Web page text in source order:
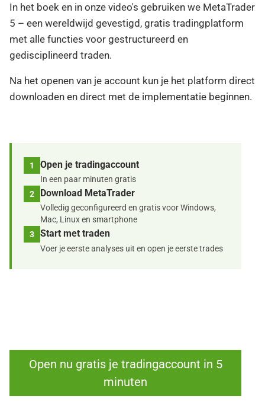
In het boek en in onze video's gebruiken we MetaTrader
5 – een wereldwijd gevestigd, gratis tradingplatform
met alle functies voor gestructureerd en
gedisciplineerd traden.
Na het openen van je account kun je het platform direct
downloaden en direct met de implementatie beginnen.
1 Open je tradingaccount
In een paar minuten gratis
2
Download MetaTrader
Volledig geconfigureerd en gratis voor Windows,
Mac, Linux en smartphone
3 Start met traden
Voer je eerste analyses uit en open je eerste trades
Open nu gratis je tradingaccount in 5
minuten